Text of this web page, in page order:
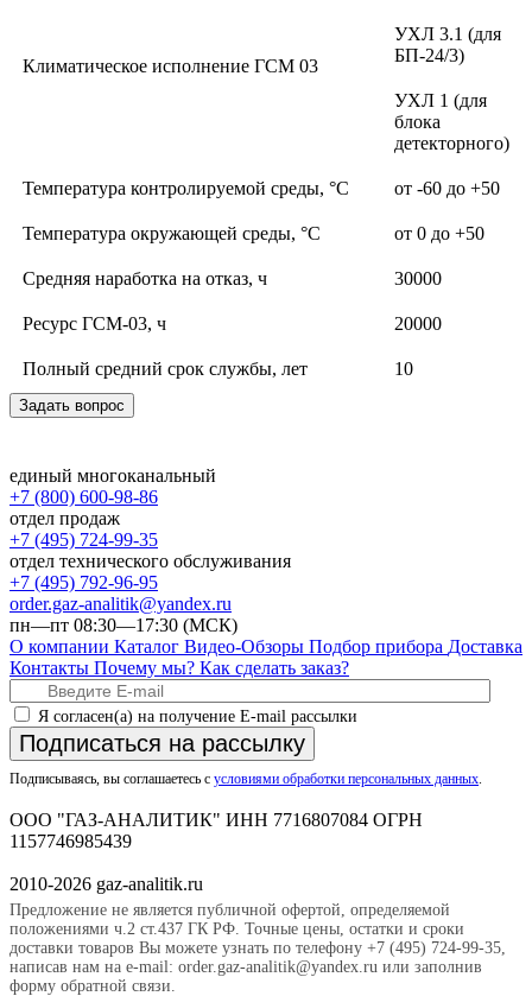
Климатическое исполнение ГСМ 03
УХЛ 3.1 (для
БП-24/3)
УХЛ 1 (для
блока
детекторного)
Температура контролируемой среды, °С от -60 до +50
Температура окружающей среды, °С от 0 до +50
Средняя наработка на отказ, ч 30000
Ресурс ГСМ-03, ч 20000
Полный средний срок службы, лет 10
Задать вопрос
единый многоканальный
+7 (800) 600-98-86
отдел продаж
+7 (495) 724-99-35
отдел технического обслуживания
+7 (495) 792-96-95
order.gaz-analitik@yandex.ru
пн—пт 08:30—17:30 (МСК)
О компании Каталог Видео-Обзоры Подбор прибора Доставка
Контакты Почему мы? Как сделать заказ?
Я согласен(а) на получение E-mail рассылки
Подписаться на рассылку
Подписываясь, вы соглашаетесь с условиями обработки персональных данных.
ООО "ГАЗ-АНАЛИТИК" ИНН 7716807084 ОГРН
1157746985439
2010-2026 gaz-analitik.ru
Предложение не является публичной офертой, определяемой
положениями ч.2 ст.437 ГК РФ. Точные цены, остатки и сроки
доставки товаров Вы можете узнать по телефону +7 (495) 724-99-35,
написав нам на e-mail: order.gaz-analitik@yandex.ru или заполнив
форму обратной связи.